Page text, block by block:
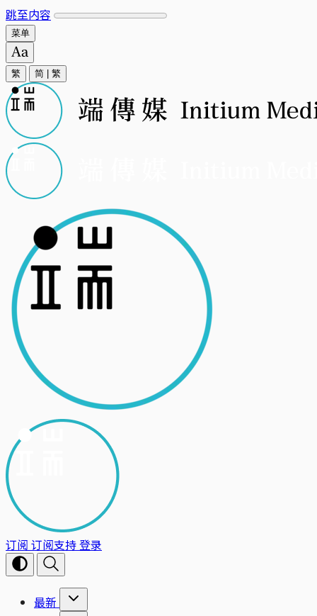
跳至内容
菜单
繁 简 繁
订阅 订阅支持登录
最新